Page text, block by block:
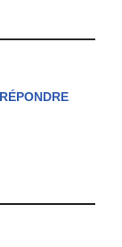
RÉPONDRE